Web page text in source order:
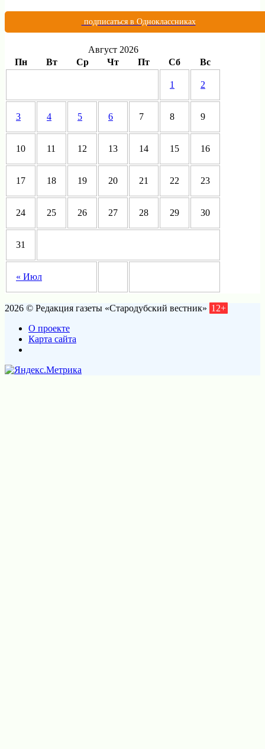
подписаться в Одноклассниках
Август 2026
Пн
Вт Ср Чт Пт Сб Вс
« Июл
1 2
3 4 5 6 7 8 9
10 11 12 13 14 15 16
17 18 19 20 21 22 23
24 25 26 27 28 29 30
31
2026 © Редакция газеты «Стародубский вестник» 12+
О проекте
Карта сайта